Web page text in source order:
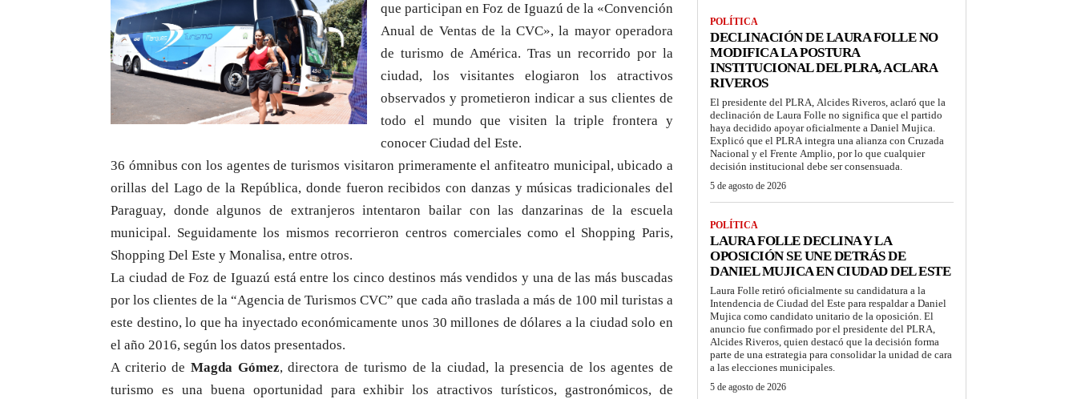
que participan en Foz de Iguazú de la «Convención
Anual de Ventas de la CVC», la mayor operadora
de turismo de América. Tras un recorrido por la
ciudad, los visitantes elogiaron los atractivos
observados y prometieron indicar a sus clientes de
todo el mundo que visiten la triple frontera y
conocer Ciudad del Este.
36 ómnibus con los agentes de turismos visitaron primeramente el anfiteatro municipal, ubicado a
orillas del Lago de la República, donde fueron recibidos con danzas y músicas tradicionales del
Paraguay, donde algunos de extranjeros intentaron bailar con las danzarinas de la escuela
municipal. Seguidamente los mismos recorrieron centros comerciales como el Shopping Paris,
Shopping Del Este y Monalisa, entre otros.
La ciudad de Foz de Iguazú está entre los cinco destinos más vendidos y una de las más buscadas
por los clientes de la “Agencia de Turismos CVC” que cada año traslada a más de 100 mil turistas a
este destino, lo que ha inyectado económicamente unos 30 millones de dólares a la ciudad solo en
el año 2016, según los datos presentados.
A criterio deMagda Gómez, directora de turismo de la ciudad, la presencia de los agentes de
turismo es una buena oportunidad para exhibir los atractivos turísticos, gastronómicos, de
POLÍTICA
DECLINACIÓN DE LAURA FOLLE NO
MODIFICA LA POSTURA
INSTITUCIONAL DEL PLRA, ACLARA
RIVEROS
El presidente del PLRA, Alcides Riveros, aclaró que la
declinación de Laura Folle no significa que el partido
haya decidido apoyar oficialmente a Daniel Mujica.
Explicó que el PLRA integra una alianza con Cruzada
Nacional y el Frente Amplio, por lo que cualquier
decisión institucional debe ser consensuada.
5 de agosto de 2026
POLÍTICA
LAURA FOLLE DECLINA Y LA
OPOSICIÓN SE UNE DETRÁS DE
DANIEL MUJICA EN CIUDAD DEL ESTE
Laura Folle retiró oficialmente su candidatura a la
Intendencia de Ciudad del Este para respaldar a Daniel
Mujica como candidato unitario de la oposición. El
anuncio fue confirmado por el presidente del PLRA,
Alcides Riveros, quien destacó que la decisión forma
parte de una estrategia para consolidar la unidad de cara
a las elecciones municipales.
5 de agosto de 2026